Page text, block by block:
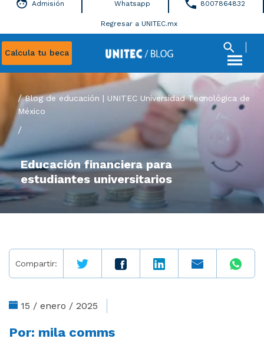
Calcula tu beca
Admisión Whatsapp 8007864832
Regresar a UNITEC.mx
Blog de educación | UNITEC Universidad Tecnológica de
México
/
Educación financiera para
estudiantes universitarios
Compartir:
15 / enero / 2025
Por: mila comms